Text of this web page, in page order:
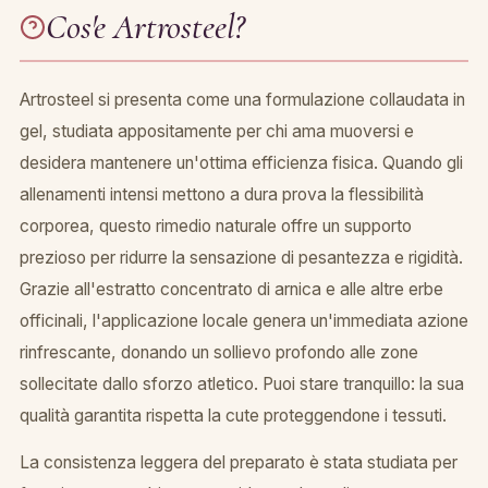
Cos'e Artrosteel?
Artrosteel si presenta come una formulazione collaudata in
gel, studiata appositamente per chi ama muoversi e
desidera mantenere un'ottima efficienza fisica. Quando gli
allenamenti intensi mettono a dura prova la flessibilità
corporea, questo rimedio naturale offre un supporto
prezioso per ridurre la sensazione di pesantezza e rigidità.
Grazie all'estratto concentrato di arnica e alle altre erbe
officinali, l'applicazione locale genera un'immediata azione
rinfrescante, donando un sollievo profondo alle zone
sollecitate dallo sforzo atletico. Puoi stare tranquillo: la sua
qualità garantita rispetta la cute proteggendone i tessuti.
La consistenza leggera del preparato è stata studiata per